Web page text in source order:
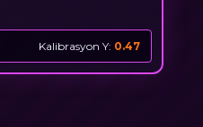
Kalibrasyon Y:0.59